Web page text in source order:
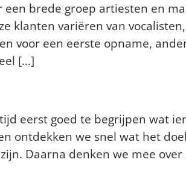
een brede groep artiesten en
klanten variëren van
voor een eerste opname,
[…]
eerst goed te begrijpen wat
ontdekken we snel wat het
Daarna denken we mee